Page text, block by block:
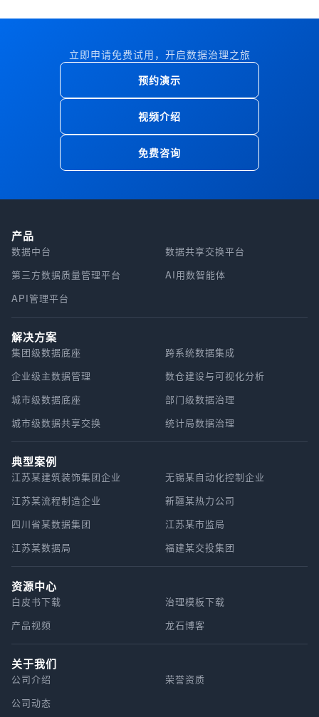
立即申请免费试用，开启数据治理之旅
预约演示
视频介绍
免费咨询
产品
数据中台
数据共享交换平台
第三方数据质量管理平台
AI用数智能体
API管理平台
解决方案
集团级数据底座
跨系统数据集成
企业级主数据管理
数仓建设与可视化分析
城市级数据底座
部门级数据治理
城市级数据共享交换
统计局数据治理
典型案例
江苏某建筑装饰集团企业
无锡某自动化控制企业
江苏某流程制造企业
新疆某热力公司
四川省某数据集团
江苏某市监局
江苏某数据局
福建某交投集团
资源中心
白皮书下载
治理模板下载
产品视频
龙石博客
关于我们
公司介绍
荣誉资质
公司动态